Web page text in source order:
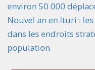
environ 50 000
Nouvel an en Ituri :
dans les endroits
population